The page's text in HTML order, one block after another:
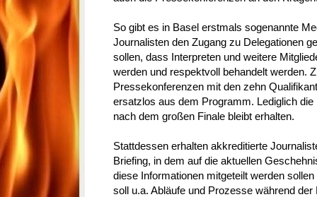
So gibt es in Basel erstmals sogenannte
Journalisten den Zugang zu Delegationen
sollen, dass Interpreten und weitere
werden und respektvoll behandelt werden.
Pressekonferenzen mit den zehn
ersatzlos aus dem Programm. Lediglich
nach dem großen Finale bleibt erhalten.
Stattdessen erhalten akkreditierte
Briefing, in dem auf die aktuellen
diese Informationen mitgeteilt werden
soll u.a. Abläufe und Prozesse während